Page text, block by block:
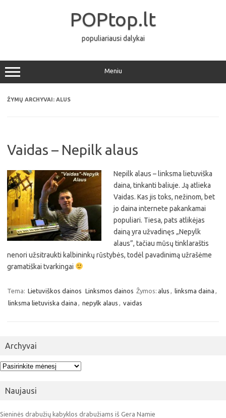
POPtop.lt
populiariausi dalykai
Meniu
ŽYMŲ ARCHYVAI: ALUS
Vaidas – Nepilk alaus
Nepilk alaus – linksma lietuviška
daina, tinkanti baliuje. Ją atlieka
Vaidas. Kas jis toks, nežinom, bet
jo daina internete pakankamai
populiari. Tiesa, pats atlikėjas
dainą yra užvadinęs „Nepylk
alaus”, tačiau mūsų tinklaraštis
nenori užsitraukti kalbininkų rūstybės, todėl pavadinimą užrašėme
gramatiškai tvarkingai
Tema: Lietuviškos dainos Linksmos dainos Žymos: alus , linksma daina ,
linksma lietuviska daina , nepylk alaus , vaidas
Archyvai
Archyvai
Naujausi
Sieninės drabužių kabyklos drabužiams iš Gera Namie